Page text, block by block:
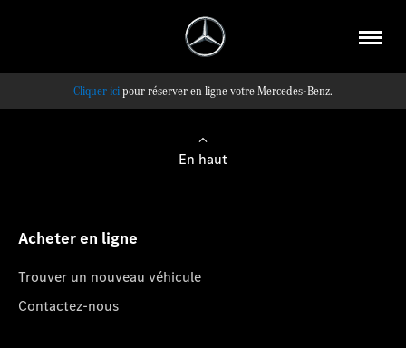
pour réserver en ligne votre Mercedes-Benz.
En haut
Acheter en ligne
Trouver un nouveau véhicule
Contactez-nous